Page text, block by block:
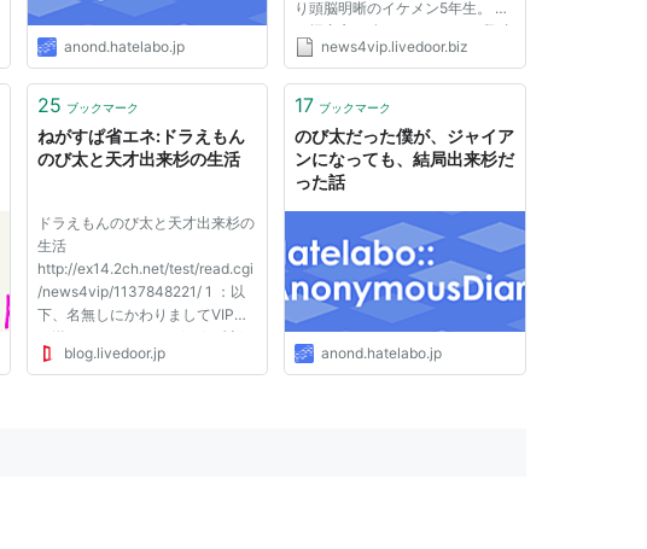
anond.hatelabo.jp
り頭脳明晰のイケメン5年生。 彼
は探究心が強く、なににでも興味
を示す。 のび太たちも彼の知識
っている。 そんな彼が冒険につ
いだろう。 だ...
news4vip.livedoor.biz
25 ブックマーク
ねがすぱ省エネ:ドラえもん
のび太と天才出来杉の生活
ドラえもんのび太と天才出来杉の
生活
http://ex14.2ch.net/test/read.cgi
/news4vip/1137848221/ 1 ：以
下、名無しにかわりましてVIPが
お送りします ：2006/01/21(土)
21:57:01.53 ID:OlrNya7V0
blog.livedoor.jp
17 ブックマーク
のび太だった僕が、ジャイア
ンになっても、結局出来杉だ
った話
anond.hatelabo.jp